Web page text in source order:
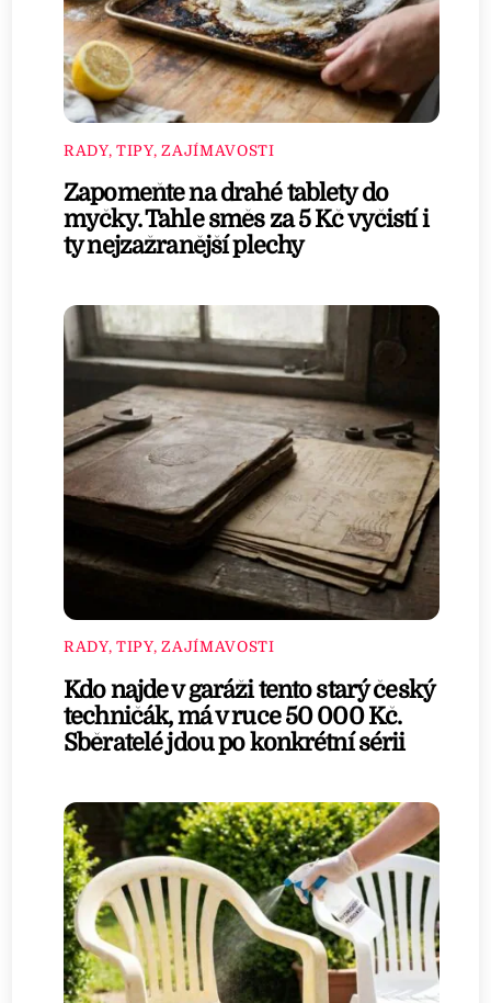
RADY, TIPY, ZAJÍMAVOSTI
Zapomeňte na drahé tablety do
myčky. Tahle směs za 5 Kč vyčistí i
ty nejzažranější plechy
RADY, TIPY, ZAJÍMAVOSTI
Kdo najde v garáži tento starý český
techničák, má v ruce 50 000 Kč.
Sběratelé jdou po konkrétní sérii